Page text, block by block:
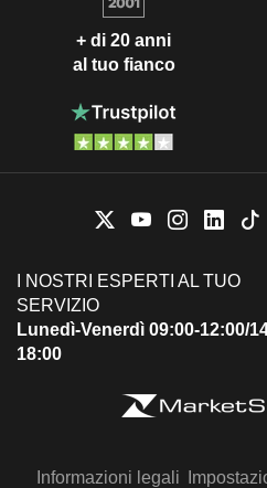
+ di 20 anni
al tuo fianco
I NOSTRI ESPERTI AL TUO
SERVIZIO
Lunedì-Venerdì 09:00-12:00/
18:00
Informazioni legali